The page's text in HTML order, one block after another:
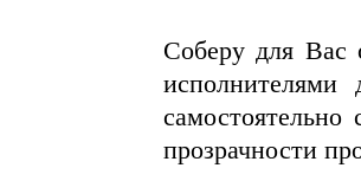
Соберу для Вас
прозрачности